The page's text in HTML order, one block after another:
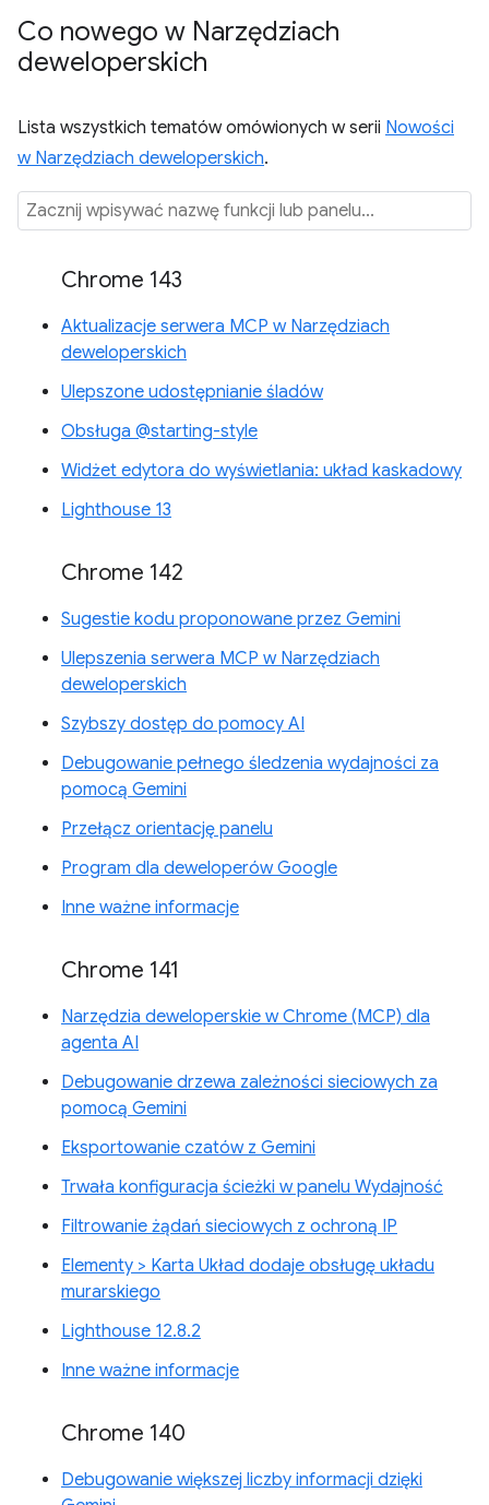
Co nowego w Narzędziach
deweloperskich
Lista wszystkich tematów omówionych w serii Nowości
w Narzędziach deweloperskich.
Chrome 143
Aktualizacje serwera MCP w Narzędziach
deweloperskich
Ulepszone udostępnianie śladów
Obsługa @starting-style
Widżet edytora do wyświetlania: układ kaskadowy
Lighthouse 13
Chrome 142
Sugestie kodu proponowane przez Gemini
Ulepszenia serwera MCP w Narzędziach
deweloperskich
Szybszy dostęp do pomocy AI
Debugowanie pełnego śledzenia wydajności za
pomocą Gemini
Przełącz orientację panelu
Program dla deweloperów Google
Inne ważne informacje
Chrome 141
Narzędzia deweloperskie w Chrome (MCP) dla
agenta AI
Debugowanie drzewa zależności sieciowych za
pomocą Gemini
Eksportowanie czatów z Gemini
Trwała konfiguracja ścieżki w panelu Wydajność
Filtrowanie żądań sieciowych z ochroną IP
Elementy > Karta Układ dodaje obsługę układu
murarskiego
Lighthouse 12.8.2
Inne ważne informacje
Chrome 140
Debugowanie większej liczby informacji dzięki